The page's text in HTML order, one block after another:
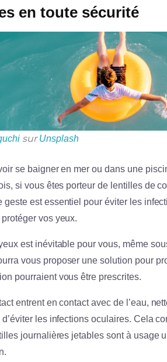
en toute sécurité
surUnsplash
se baigner en mer ou dans une
si vous êtes porteur de lentilles de
geste est essentiel pour éviter les
vos yeux.
est inévitable pour vous, même
vous proposer une solution pour
pourraient vous être prescrites.
entrent en contact avec de l’eau,
les infections oculaires. Cela
journalières jetables sont à usage